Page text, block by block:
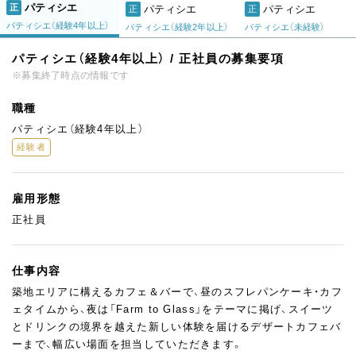
正 パティシエ
パティシエ（経験4年以上）
正 パティシエ
パティシエ（経験2年以上）
正 パティシエ
パティシエ（未経験）
パティシエ（経験4年以上） / 正社員の募集要項
※募集終了時点の情報です
職種
パティシエ（経験4年以上）
経験者
雇用形態
正社員
仕事内容
築地エリアに構えるカフェ＆バーで、昼のスフレパンケーキ・カフ
ェタイムから、夜は「Farm to Glass」をテーマに掲げ、スイーツ
とドリンクの境界を越えた新しい体験を届けるデザートカフェバ
ーまで、幅広い場面を担当していただきます。